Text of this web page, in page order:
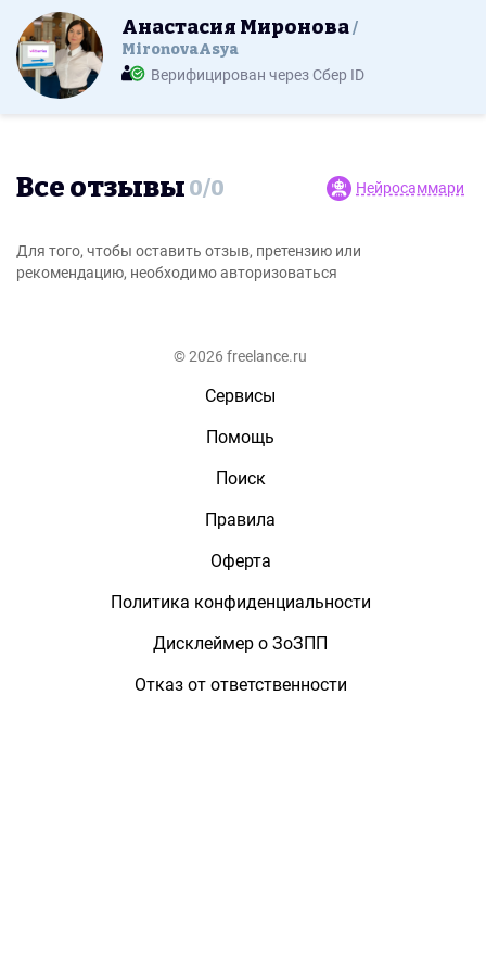
Анастасия Миронова
MironovaAsya
Верифицирован через Сбер ID
Все отзывы 0/0 Нейросаммари
Для того, чтобы оставить отзыв, претензию или
рекомендацию, необходимо авторизоваться
© 2026 freelance.ru
Сервисы
Помощь
Поиск
Правила
Оферта
Политика конфиденциальности
Дисклеймер о ЗоЗПП
Отказ от ответственности